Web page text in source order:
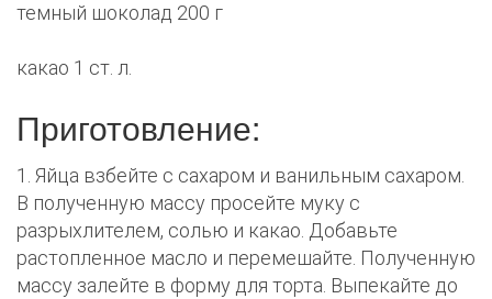
темный шоколад 200 г
какао 1 ст. л.
Приготовление:
1. Яйца взбейте с сахаром и ванильным сахаром.
В полученную массу просейте муку с
разрыхлителем, солью и какао. Добавьте
растопленное масло и перемешайте. Полученную
массу залейте в форму для торта. Выпекайте до